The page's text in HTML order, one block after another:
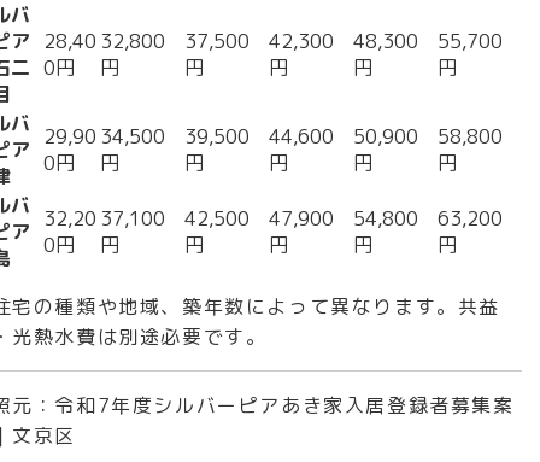
バ
ア
二
28,40
0円
32,800
円
37,500
円
42,300
円
48,300
円
55,700
円
バ
ア 29,90
0円
34,500
円
39,500
円
44,600
円
50,900
円
58,800
円
バ
ア
32,20
0円
37,100
円
42,500
円
47,900
円
54,800
円
63,200
円
の種類や地域、築年数によって異なります。共益
光熱水費は別途必要です。
元： 令和7年度シルバーピアあき家入居登録者募集案
文京区